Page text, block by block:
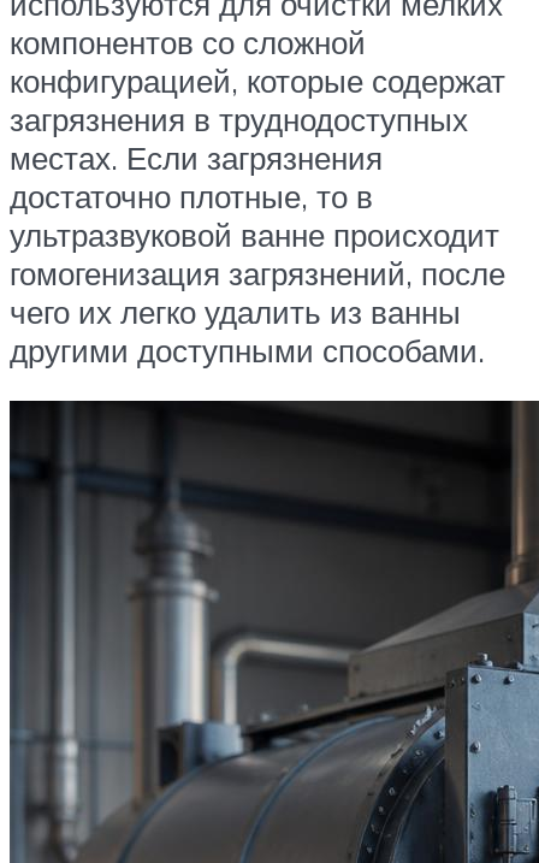
компонентов со сложной
конфигурацией, которые содержат
загрязнения в труднодоступных
местах. Если загрязнения
достаточно плотные, то в
ультразвуковой ванне происходит
гомогенизация загрязнений, после
чего их легко удалить из ванны
другими доступными способами.